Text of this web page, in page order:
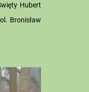
Hubert
Bronisław